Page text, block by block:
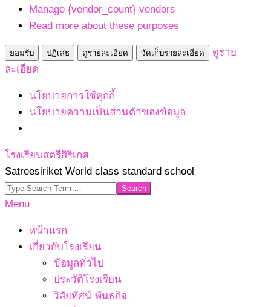
Manage {vendor_count} vendors
Read more about these purposes
ยอมรับ ปฏิเสธ ดูรายละเอียด จัดเก็บรายละเอียด
ดูราย
ละเอียด
นโยบายการใช้คุกกี้
นโยบายความเป็นส่วนตัวของข้อมูล
Skip
to
content
โรงเรียนสตรีสิริเกศ
Satreesiriket World class standard school
Search
Primary
Menu
หน้าแรก
เกี่ยวกับโรงเรียน
ข้อมูลทั่วไป
ประวัติโรงเรียน
วิสัยทัศน์ พันธกิจ